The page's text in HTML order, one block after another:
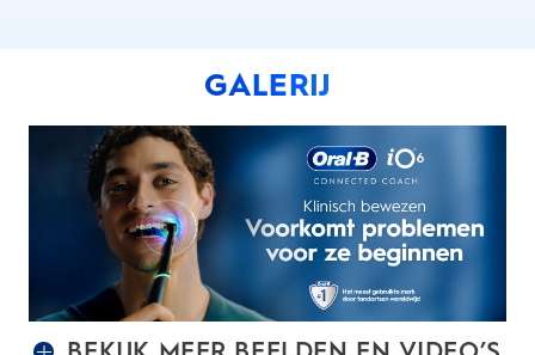
GALERIJ